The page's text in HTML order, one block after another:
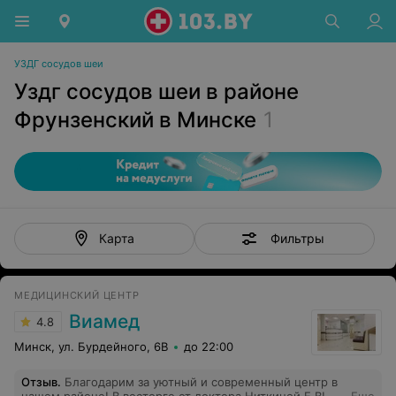
УЗДГ сосудов шеи
Уздг сосудов шеи в районе
Фрунзенский в Минске 1
Карта Фильтры
МЕДИЦИНСКИЙ ЦЕНТР
4.8 Виамед
Минск, ул. Бурдейного, 6В до 22:00
Отзыв. Благодарим за уютный и современный центр в